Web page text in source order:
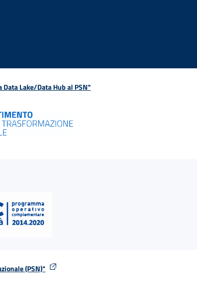
Lake/Data Hub al PSN"
(PSN)"